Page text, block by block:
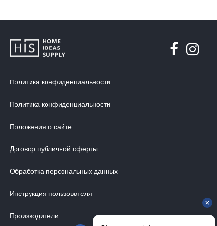
Политика конфиденциальности
Политика конфиденциальности
Положения о сайте
Договор публичной оферты
Обработка персональных данных
Инструкция пользователя
Производители